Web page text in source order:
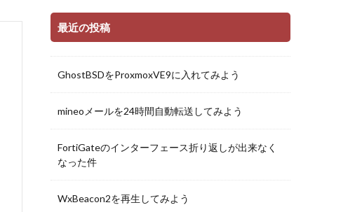
最近の投稿
GhostBSDをProxmoxVE9に入れてみよう
mineoメールを24時間自動転送してみよう
FortiGateのインターフェース折り返しが出来なく
なった件
WxBeacon2を再生してみよう